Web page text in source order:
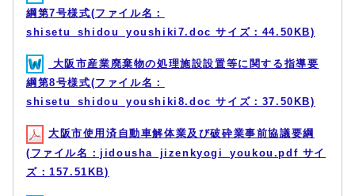
綱第7号様式(ファイル名：
shisetu_shidou_youshiki7.doc サイズ：44.50KB)
大阪市産業廃棄物の処理施設設置等に関する指導要
綱第8号様式(ファイル名：
shisetu_shidou_youshiki8.doc サイズ：37.50KB)
大阪市使用済自動車解体業及び破砕業事前協議要綱
(ファイル名：jidousha_jizenkyogi_youkou.pdf サイ
ズ：157.51KB)